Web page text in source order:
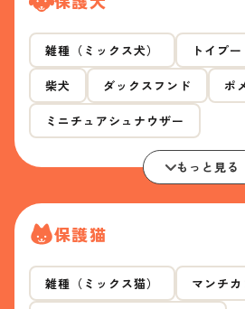
雑種（ミックス犬） トイプ
柴犬 ダックスフンド ポ
ミニチュアシュナウザー
もっと見る
保護猫
雑種（ミックス猫） マンチカ